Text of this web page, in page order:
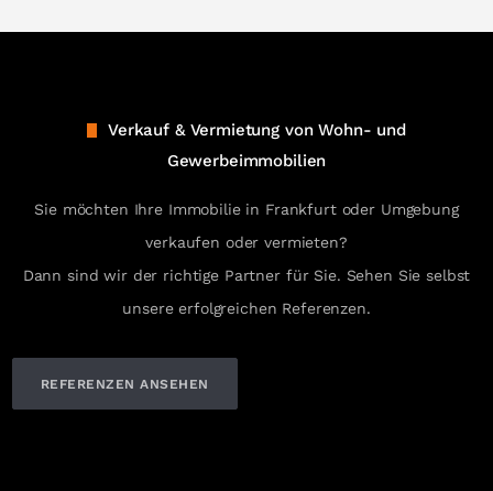
Verkauf & Vermietung von Wohn- und
Gewerbeimmobilien
Sie möchten Ihre Immobilie in Frankfurt oder Umgebung
verkaufen oder vermieten?
Dann sind wir der richtige Partner für Sie. Sehen Sie selbst
unsere erfolgreichen Referenzen.
REFERENZEN ANSEHEN